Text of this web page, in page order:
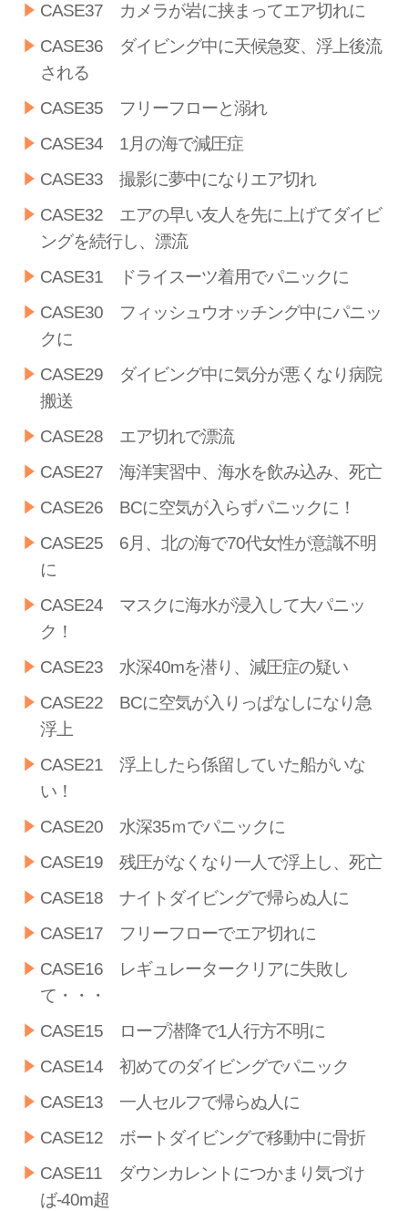
CASE37 カメラが岩に挟まってエア切れに
CASE36 ダイビング中に天候急変、浮上後流
される
CASE35 フリーフローと溺れ
CASE34 1月の海で減圧症
CASE33 撮影に夢中になりエア切れ
CASE32 エアの早い友人を先に上げてダイビ
ングを続行し、漂流
CASE31 ドライスーツ着用でパニックに
CASE30 フィッシュウオッチング中にパニッ
クに
CASE29 ダイビング中に気分が悪くなり病院
搬送
CASE28 エア切れで漂流
CASE27 海洋実習中、海水を飲み込み、死亡
CASE26 BCに空気が入らずパニックに！
CASE25 6月、北の海で70代女性が意識不明
に
CASE24 マスクに海水が浸入して大パニッ
ク！
CASE23 水深40mを潜り、減圧症の疑い
CASE22 BCに空気が入りっぱなしになり急
浮上
CASE21 浮上したら係留していた船がいな
い！
CASE20 水深35ｍでパニックに
CASE19 残圧がなくなり一人で浮上し、死亡
CASE18 ナイトダイビングで帰らぬ人に
CASE17 フリーフローでエア切れに
CASE16 レギュレータークリアに失敗し
て・・・
CASE15 ロープ潜降で1人行方不明に
CASE14 初めてのダイビングでパニック
CASE13 一人セルフで帰らぬ人に
CASE12 ボートダイビングで移動中に骨折
CASE11 ダウンカレントにつかまり気づけ
ば-40m超